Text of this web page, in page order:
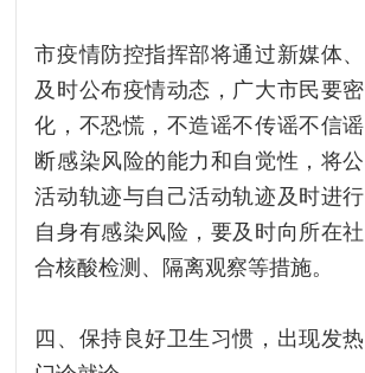
市疫情防控指挥部将通过新媒体
及时公布疫情动态，广大市民要
化，不恐慌，不造谣不传谣不信
断感染风险的能力和自觉性，将
活动轨迹与自己活动轨迹及时进
自身有感染风险，要及时向所在
合核酸检测、隔离观察等措施。
四、保持良好卫生习惯，出现发